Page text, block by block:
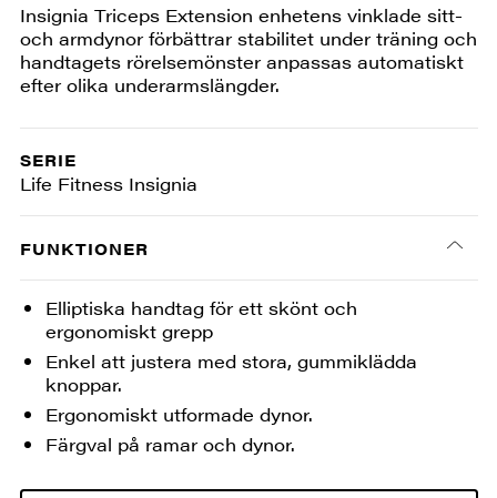
Insignia Triceps Extension enhetens vinklade sitt-
och armdynor förbättrar stabilitet under träning och
handtagets rörelsemönster anpassas automatiskt
efter olika underarmslängder.
SERIE
Life Fitness Insignia
FUNKTIONER
Elliptiska handtag för ett skönt och
ergonomiskt grepp
Enkel att justera med stora, gummiklädda
knoppar.
Ergonomiskt utformade dynor.
Färgval på ramar och dynor.